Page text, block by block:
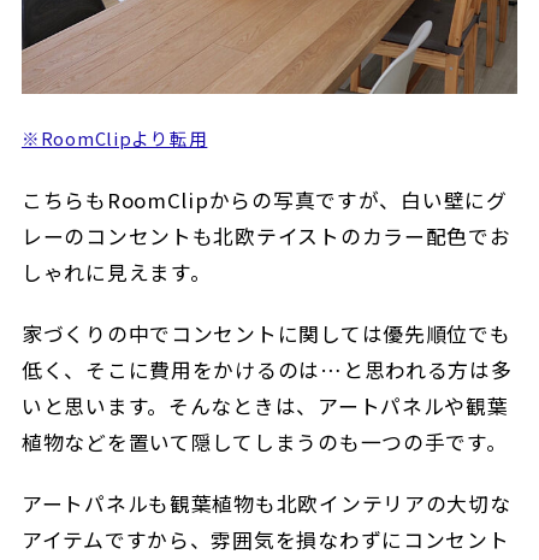
※RoomClipより転用
こちらもRoomClipからの写真ですが、白い壁にグ
レーのコンセントも北欧テイストのカラー配色でお
しゃれに見えます。
家づくりの中でコンセントに関しては優先順位でも
低く、そこに費用をかけるのは…と思われる方は多
いと思います。そんなときは、アートパネルや観葉
植物などを置いて隠してしまうのも一つの手です。
アートパネルも観葉植物も北欧インテリアの大切な
アイテムですから、雰囲気を損なわずにコンセント